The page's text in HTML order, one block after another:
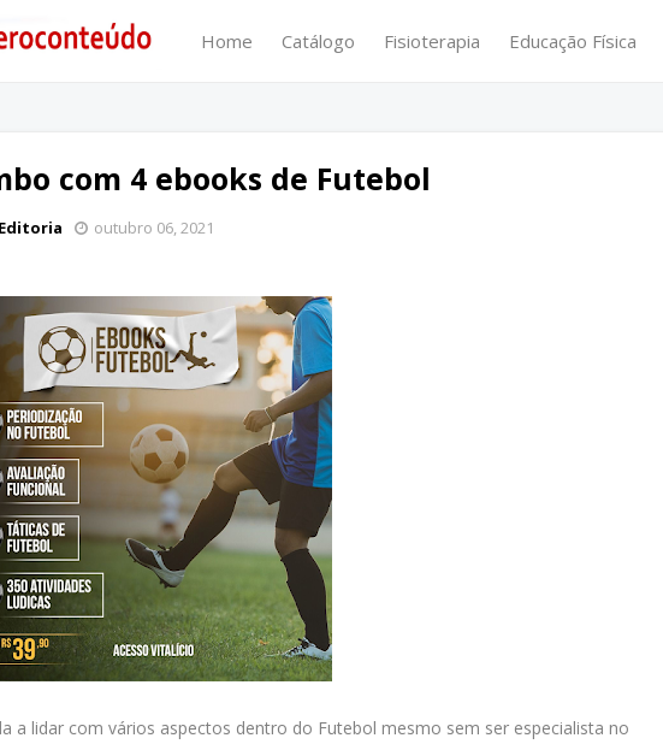
Home Catálogo Fisioterapia Educação Física
com 4 ebooks de Futebol
Editoria outubro 06, 2021
a lidar com vários aspectos dentro do Futebol mesmo sem ser especialista no